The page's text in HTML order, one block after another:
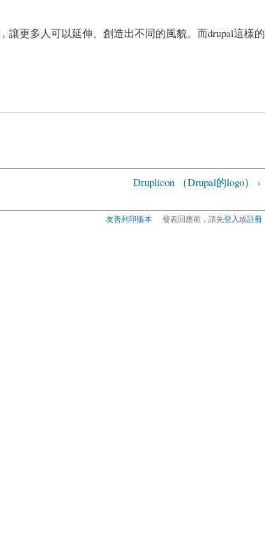
讓更多人可以延伸、創造出不同的風貌。而drupal這樣的
Druplicon （Drupal的logo） ›
友善列印版本 發表回應前，請先登入或註冊